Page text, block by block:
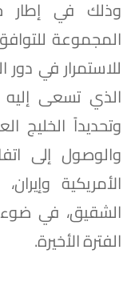
وذلك في إطار
المجموعة
للاستمرار في
الذي تسعى
وتحديداً الخليج
والوصول إلى
الأمريكية
الشقيق، في ضوء
الفترة الأخيرة.